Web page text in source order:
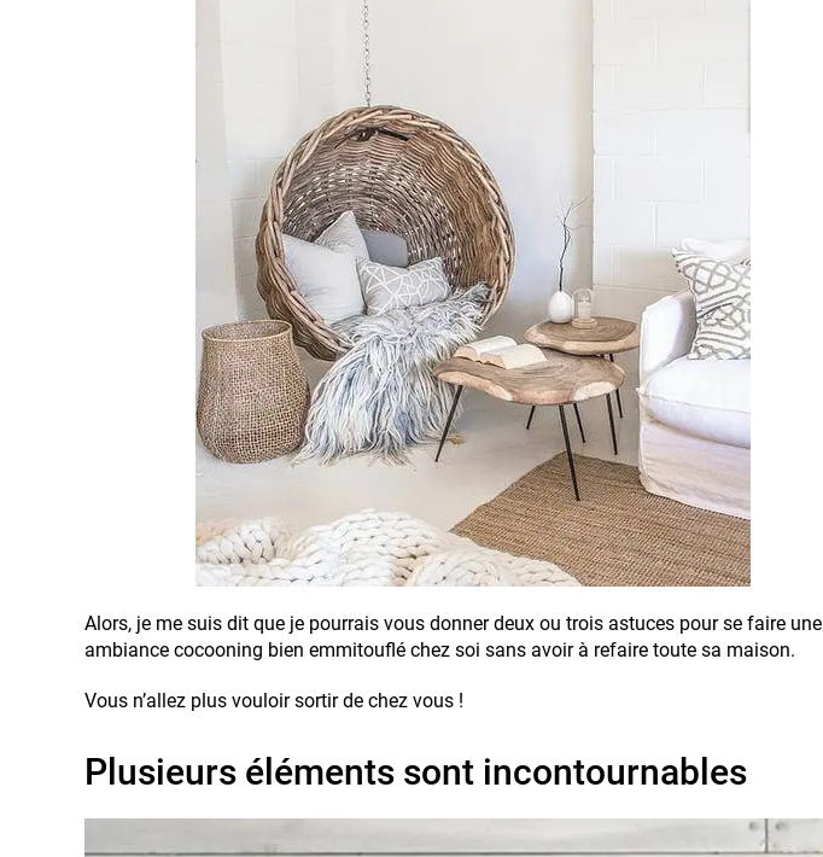
Alors, je me suis dit que je pourrais vous donner deux ou trois astuces pour se faire une
ambiance cocooning bien emmitouflé chez soi sans avoir à refaire toute sa maison.
Vous n’allez plus vouloir sortir de chez vous !
Plusieurs éléments sont incontournables